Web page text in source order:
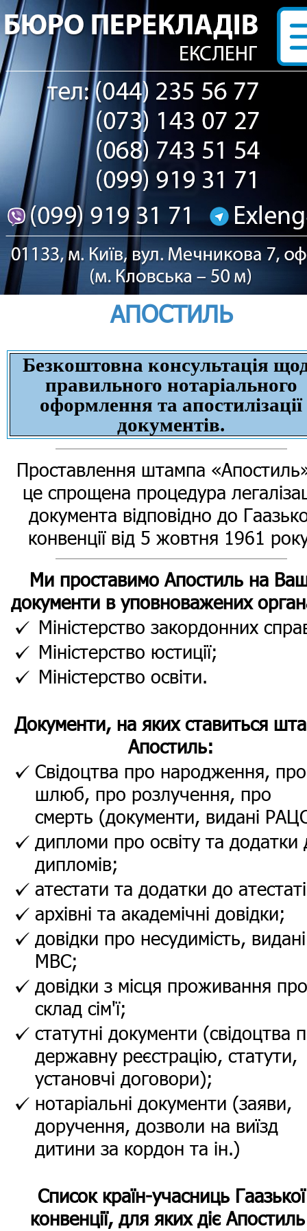
АПОСТИЛЬ
Безкоштовна консультація
правильного нотаріального
оформлення та апостилізації
документів.
Проставлення штампа
це спрощена процедура
документа відповідно до
конвенції від 5 жовтня 1961
Ми проставимо Апостиль на
документи в уповноважених
Міністерство закордонних
Міністерство юстиції;
Міністерство освіти.
Документи, на яких ставиться
Апостиль:
Свідоцтва про народження, про
шлюб, про розлучення, про
смерть (документи, видані
дипломи про освіту та додатки
дипломів;
атестати та додатки до
архівні та академічні довідки;
довідки про несудимість, видані
МВС;
довідки з місця проживання про
склад сім'ї;
статутні документи (свідоцтва
державну реєстрацію, статути,
установчі договори);
нотаріальні документи (заяви,
доручення, дозволи на виїзд
дитини за кордон та ін.)
Список країн-учасниць Гаазької
конвенції, для яких діє